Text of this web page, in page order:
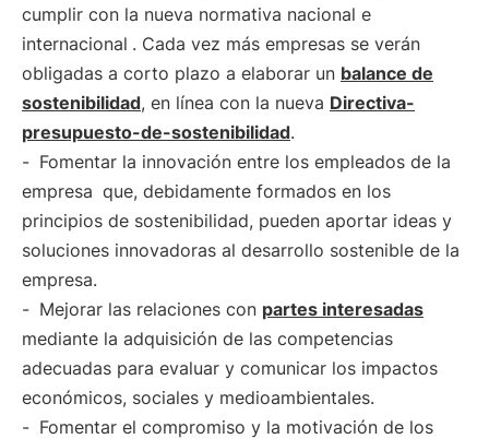
cumplir con la nueva normativa nacional e
internacional . Cada vez más empresas se verán
obligadas a corto plazo a elaborar un balance de
sostenibilidad, en línea con la nueva Directiva-
presupuesto-de-sostenibilidad.
- Fomentar la innovación entre los empleados de la
empresa que, debidamente formados en los
principios de sostenibilidad, pueden aportar ideas y
soluciones innovadoras al desarrollo sostenible de la
empresa.
- Mejorar las relaciones con partes interesadas
mediante la adquisición de las competencias
adecuadas para evaluar y comunicar los impactos
económicos, sociales y medioambientales.
- Fomentar el compromiso y la motivación de los